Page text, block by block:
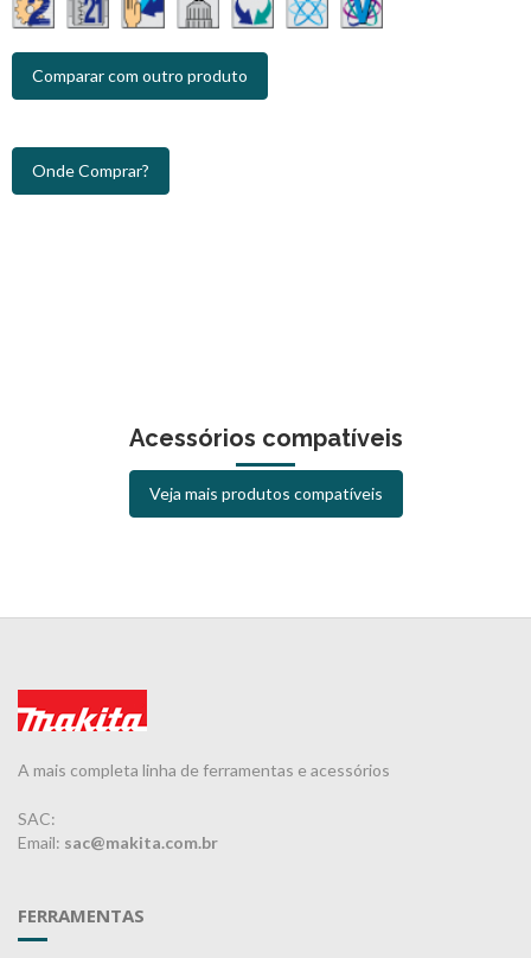
Comparar com outro produto
Onde Comprar?
Acessórios compatíveis
Veja mais produtos compatíveis
A mais completa linha de ferramentas e acessórios
SAC:
Email: sac@makita.com.br
FERRAMENTAS